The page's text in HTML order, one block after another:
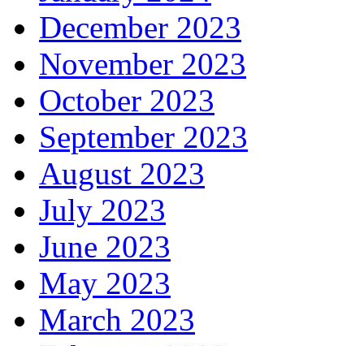
December 2023
November 2023
October 2023
September 2023
August 2023
July 2023
June 2023
May 2023
March 2023